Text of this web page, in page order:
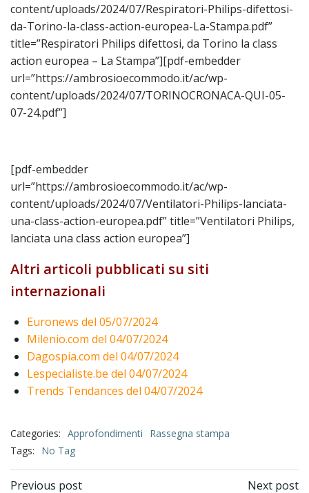
content/uploads/2024/07/Respiratori-Philips-difettosi-
da-Torino-la-class-action-europea-La-Stampa.pdf”
title=”Respiratori Philips difettosi, da Torino la class
action europea – La Stampa”][pdf-embedder
url=”https://ambrosioecommodo.it/ac/wp-
content/uploads/2024/07/TORINOCRONACA-QUI-05-
07-24.pdf”]
[pdf-embedder
url=”https://ambrosioecommodo.it/ac/wp-
content/uploads/2024/07/Ventilatori-Philips-lanciata-
una-class-action-europea.pdf” title=”Ventilatori Philips,
lanciata una class action europea”]
Altri articoli pubblicati su siti
internazionali
Euronews del 05/07/2024
Milenio.com del 04/07/2024
Dagospia.com del 04/07/2024
Lespecialiste.be del 04/07/2024
Trends Tendances del 04/07/2024
Categories: Approfondimenti
Rassegna stampa
Tags:
No Tag
Previous post Next post